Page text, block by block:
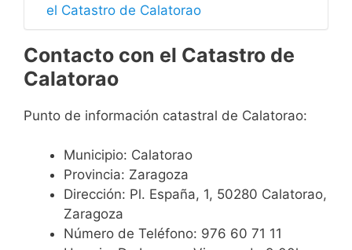
el Catastro de Calatorao
Contacto con el Catastro de
Calatorao
Punto de información catastral de Calatorao:
Municipio: Calatorao
Provincia: Zaragoza
Dirección: Pl. España, 1, 50280 Calatorao,
Zaragoza
Número de Teléfono: 976 60 71 11